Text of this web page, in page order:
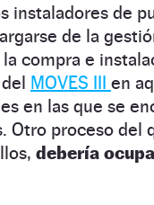
instaladores de
de la
la compra e
MOVES III en
en las que se
Otro proceso del
debería